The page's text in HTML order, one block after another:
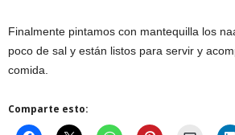
Finalmente pintamos con mantequilla los
poco de sal y están listos para servir y
comida.
Comparte esto: